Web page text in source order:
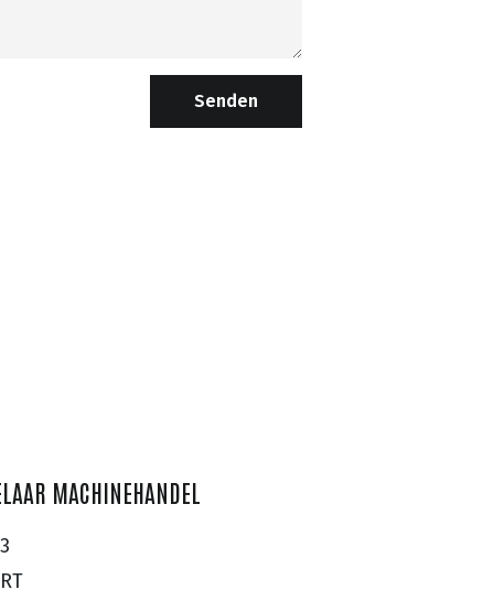
Senden
MACHINEHANDEL